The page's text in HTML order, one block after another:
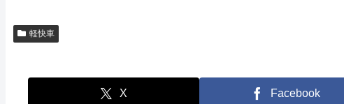
軽快車
X Facebook